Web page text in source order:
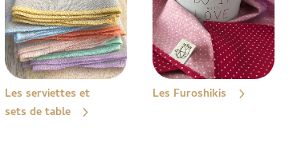
Les serviettes et
sets de table
Les Furoshikis